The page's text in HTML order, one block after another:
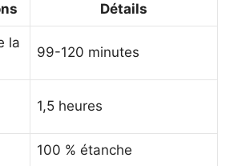
Détails
la
99-120 minutes
1,5 heures
100 % étanche